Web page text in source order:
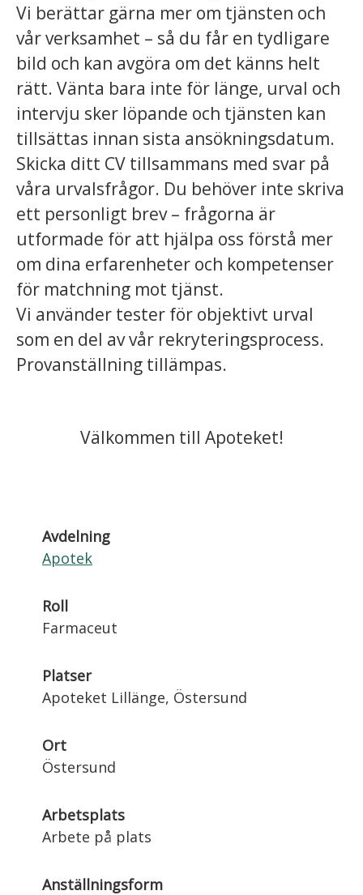
Vi berättar gärna mer om tjänsten och
vår verksamhet – så du får en tydligare
bild och kan avgöra om det känns helt
rätt. Vänta bara inte för länge, urval och
intervju sker löpande och tjänsten kan
tillsättas innan sista ansökningsdatum.
Skicka ditt CV tillsammans med svar på
våra urvalsfrågor. Du behöver inte skriva
ett personligt brev – frågorna är
utformade för att hjälpa oss förstå mer
om dina erfarenheter och kompetenser
för matchning mot tjänst.
Vi använder tester för objektivt urval
som en del av vår rekryteringsprocess.
Provanställning tillämpas.
Välkommen till Apoteket!
Avdelning
Apotek
Roll
Farmaceut
Platser
Apoteket Lillänge, Östersund
Ort
Östersund
Arbetsplats
Arbete på plats
Anställningsform